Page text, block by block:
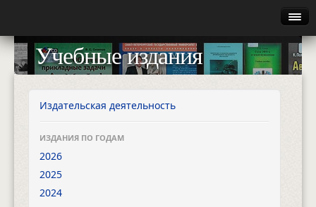
Главная
Руководство
Газета
Учебные издания
Издательская деятельность
ИЗДАНИЯ ПО ГОДАМ
2026
2025
2024